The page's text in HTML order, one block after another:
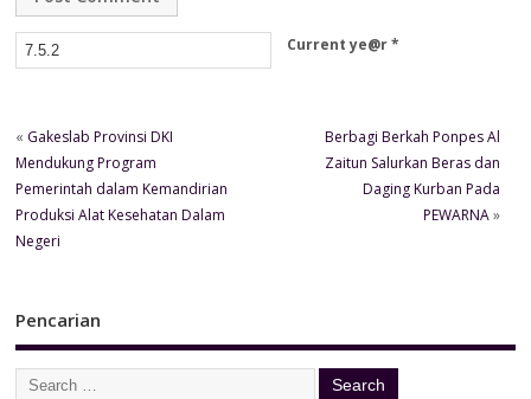
Current ye@r*
« Gakeslab Provinsi DKI
Mendukung Program
Pemerintah dalam Kemandirian
Produksi Alat Kesehatan Dalam
Negeri
Berbagi Berkah Ponpes Al
Zaitun Salurkan Beras dan
Daging Kurban Pada
PEWARNA»
Pencarian